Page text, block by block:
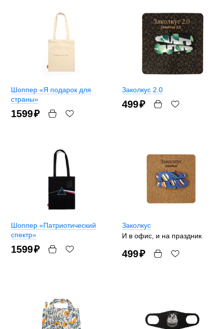
Шоппер «Я подарок для
страны»
1599₽
Заколкус 2.0
499₽
Шоппер «Патриотический
спектр»
1599₽
Заколкус
И в офис, и на праздник
499₽